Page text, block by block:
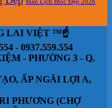
Mẫu Lịch Bloc Đẹp 2026
LAI VIỆT ™☝️
- 0937.559.554
- PHƯỜNG 3 - Q.
ẤP NGÃI LỢI A,
PHƯƠNG (CHỢ